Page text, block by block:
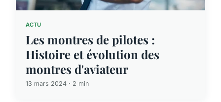
ACTU
Les montres de pilotes :
Histoire et évolution des
montres d'aviateur
13 mars 2024 · 2 min